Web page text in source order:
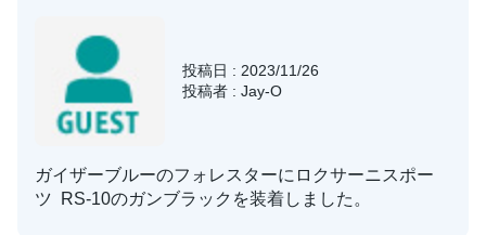
投稿日 : 2023/11/26
投稿者 : Jay-O
ガイザーブルーのフォレスターにロクサーニスポー
ツ RS-10のガンブラックを装着しました。